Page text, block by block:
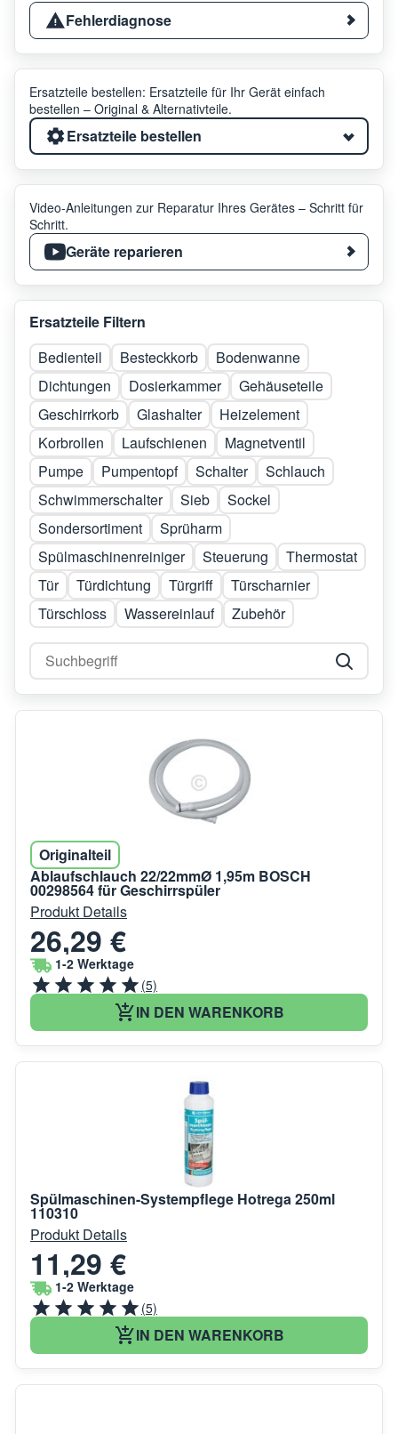
Fehlerdiagnose
Ersatzteile bestellen: Ersatzteile für Ihr Gerät einfach
bestellen – Original & Alternativteile.
Ersatzteile bestellen
Video-Anleitungen zur Reparatur Ihres Gerätes – Schritt für
Schritt.
Geräte reparieren
Ersatzteile Filtern
Bedienteil
Besteckkorb
Bodenwanne
Dichtungen
Dosierkammer
Gehäuseteile
Geschirrkorb
Glashalter
Heizelement
Korbrollen
Laufschienen
Magnetventil
Pumpe
Pumpentopf Schalter
Schlauch
Schwimmerschalter
Sieb
Sockel
Sondersortiment
Sprüharm
Spülmaschinenreiniger
Steuerung
Thermostat
Tür
Türdichtung Türgriff
Türscharnier
Türschloss
Wassereinlauf Zubehör
Originalteil
Ablaufschlauch 22/22mmØ 1,95m BOSCH
00298564 für Geschirrspüler
Produkt Details
26,29 €
1-2 Werktage
(5)
IN DEN WARENKORB
Spülmaschinen-Systempflege Hotrega 250ml
110310
Produkt Details
11,29 €
1-2 Werktage
(5)
IN DEN WARENKORB